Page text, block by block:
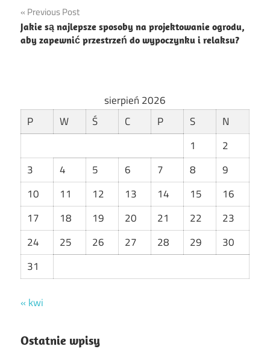
Nawigacja
wpisu
Previous Post
Jakie są najlepsze sposoby na projektowanie ogrodu,
aby zapewnić przestrzeń do wypoczynku i relaksu?
sierpień 2026
P
W Ś C P S
N
1
2
3
4 5 6 7 8
9
10
11 12 13 14 15
16
17
18 19 20 21 22
23
24
25 26 27 28 29
30
31
« kwi
Ostatnie wpisy